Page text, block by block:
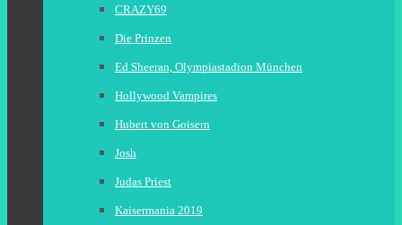
CRAZY69
Die Prinzen
Ed Sheeran, Olympiastadion München
Hollywood Vampires
Hubert von Goisern
Josh
Judas Priest
Kaisermania 2019